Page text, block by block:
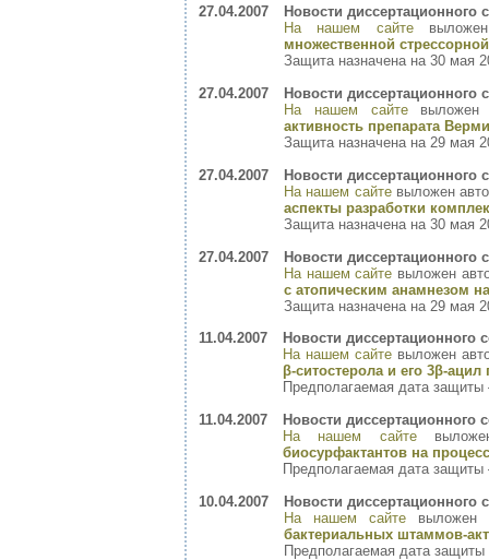
27.04.2007
Новости диссертационного
На нашем сайте
множественной
Защита назначена на 30 мая
27.04.2007
Новости диссертационного
На нашем сайтевыложен
активность препарата
Защита назначена на 29 мая
27.04.2007
Новости диссертационного
На нашем сайтевыложен
аспекты разработки
Защита назначена на 30 мая
27.04.2007
Новости диссертационного
На нашем сайте выложен
с атопическим анамнезом
Защита назначена на 29 мая
11.04.2007
Новости диссертационного
На нашем сайте выложен
β-ситостерола и его 3β-
Предполагаемая дата защиты
11.04.2007
Новости диссертационного
На нашем сайте
биосурфактантов на
Предполагаемая дата защиты
10.04.2007
Новости диссертационного
На нашем сайте выложен
бактериальных штаммов-
Предполагаемая дата